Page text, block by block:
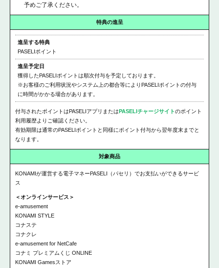
予めご了承ください。
特典の進呈
進呈する特典
PASELIポイント
進呈予定日
獲得したPASELIポイントは順次付与を予定しております。
※お客様のご利用状況やシステム上の都合等によりPASELIポイントの付与
に時間がかかる場合があります。
付与されたポイントはPASELIアプリまたは PASELIチャージサイトのポイント
利用履歴よりご確認ください。
有効期限は通常のPASELIポイントと同様にポイント付与から翌年度末までと
なります。
対象商品
KONAMIが運営する電子マネーPASELI（パセリ）でお支払いができるサービ
ス
＜オンラインサービス＞
e-amusement
KONAMI STYLE
コナステ
コナクレ
e-amusement for NetCafe
コナミ プレミアムくじ ONLINE
KONAMI Gamesストア